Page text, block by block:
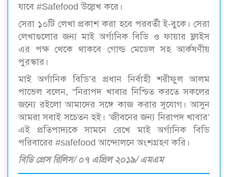
যাবে #Safefood উল্লেখ করে।
সেরা ১০টি লেখা প্রকাশ করা হবে পরবর্তী ই-বুকে। সেরা
লেখাগুলোর জন্য মাই অর্গানিক বিডি ও ফায়ার ফ্লাইস
এর পক্ষ থেকে থাকবে গোল্ড মেডেল সহ আর্কষণীয়
পুরস্কার।
মাই অর্গানিক বিডি’র প্রধান নির্বাহী শরীফুল আলম
পাভেল বলেন, “নিরাপদ খাবার নিশ্চিত করতে সকলের
জন্যে রইলো আমাদের সঙ্গে কাজ করার সুযোগ। আসুন
আমরা সবাই সচেতন হই। ‘জীবনের জন্য নিরাপদ খাবার’
এই প্রতিপাদ্যকে সামনে রেখে মাই অর্গানিক বিডি
পরিবারের #safefood আন্দোলনে অংশগ্রহণ করি।
বিডি প্রেস রিলিস/ ০৭ এপ্রিল ২০১৯/ এমএম